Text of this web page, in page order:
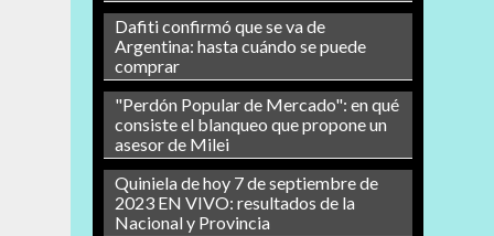
Dafiti confirmó que se va de
Argentina: hasta cuándo se puede
comprar
"Perdón Popular de Mercado": en qué
consiste el blanqueo que propone un
asesor de Milei
Quiniela de hoy 7 de septiembre de
2023 EN VIVO: resultados de la
Nacional y Provincia